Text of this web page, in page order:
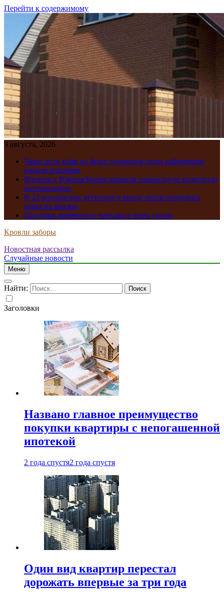
Перейти к содержимому
9 августа, 2026
Чаще пить кофе на фоне снижения цены кофемашин
начали россияне
Япония и Южная Корея провели совместную валютную
интервенцию
В 23 российских регионах в конце июля снизились
цены на бензин
Продажи армянского коньяка и вина упали
Кровли заборы
Новостная рассылка
Случайные новости
Меню
Найти:
Заголовки
Названо главное преимущество
покупки квартиры с непогашенной
ипотекой
2 года спустя2 года спустя
Один вид квартир перестал
дорожать впервые за три года